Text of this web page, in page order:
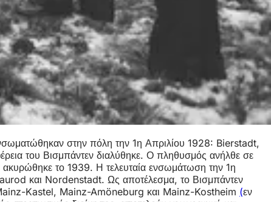
στην πόλη την 1η Απριλίου 1928: Bierstadt,
του Βισμπάντεν διαλύθηκε. Ο πληθυσμός ανήλθε σε
το 1939. Η τελευταία ενσωμάτωση την 1η
και Nordenstadt. Ως αποτέλεσμα, το Βισμπάντεν
Kastel, Mainz-Amöneburg και Mainz-Kostheim (εν